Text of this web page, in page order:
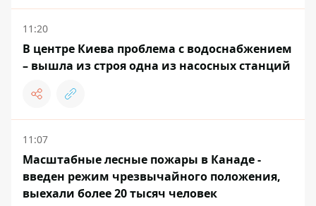
11:20
В центре Киева проблема с водоснабжением
– вышла из строя одна из насосных станций
11:07
Масштабные лесные пожары в Канаде -
введен режим чрезвычайного положения,
выехали более 20 тысяч человек